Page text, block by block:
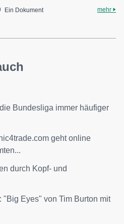
Ein Dokument mehr
Bundesliga immer häufiger
geht online
durch Kopf- und
"Big Eyes" von Tim Burton mit